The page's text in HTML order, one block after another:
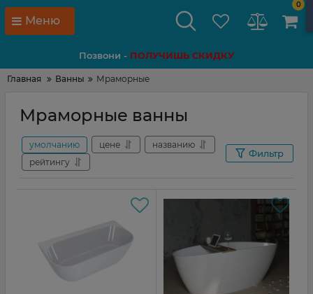
Меню
0
Позвони - ПОЛУЧИШЬ СКИДКУ
Главная Ванны Мраморные
Мраморные ванны
умолчанию цене
названию
рейтингу
Фильтр